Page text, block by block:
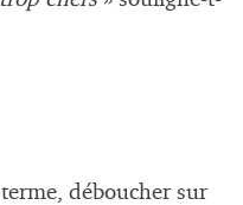
déboucher sur